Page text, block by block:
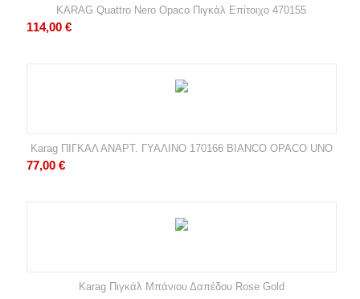
KARAG Quattro Nero Opaco Πιγκάλ Επίτοιχο 470155
114,00 €
Karag ΠΙΓΚΑΛ ΑΝΑΡΤ. ΓΥΑΛΙΝΟ 170166 BIANCO OPACO UNO
77,00 €
Karag Πιγκάλ Μπάνιου Δαπέδου Rose Gold